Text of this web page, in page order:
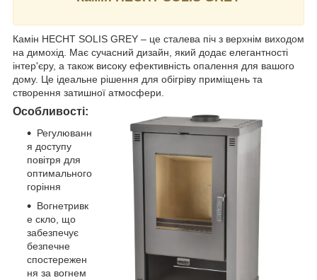
Камін HECHT SOLIS GREY – це сталева піч з верхнім виходом
на димохід. Має сучасний дизайн, який додає елегантності
інтер'єру, а також високу ефективність опалення для вашого
дому. Це ідеальне рішення для обігріву приміщень та
створення затишної атмосфери.
Особливості:
Регулюванн
я доступу
повітря для
оптимального
горіння
Вогнетривк
е скло, що
забезпечує
безпечне
спостережен
ня за вогнем